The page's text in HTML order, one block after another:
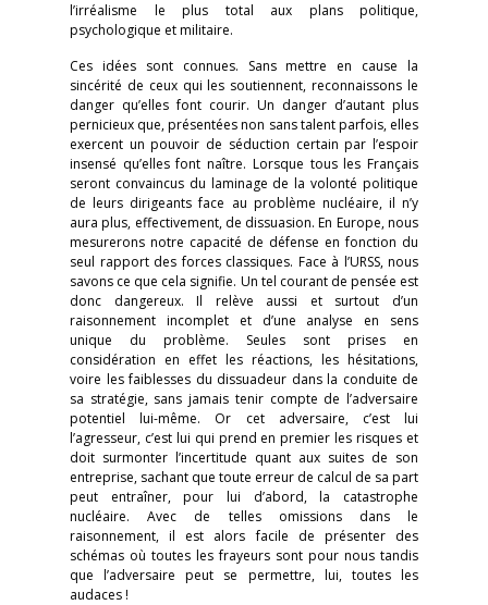
l’irréalisme le plus total aux plans politique,
psychologique et militaire.
Ces idées sont connues. Sans mettre en cause la
sincérité de ceux qui les soutiennent, reconnaissons le
danger qu’elles font courir. Un danger d’autant plus
pernicieux que, présentées non sans talent parfois, elles
exercent un pouvoir de séduction certain par l’espoir
insensé qu’elles font naître. Lorsque tous les Français
seront convaincus du laminage de la volonté politique
de leurs dirigeants face au problème nucléaire, il n’y
aura plus, effectivement, de dissuasion. En Europe, nous
mesurerons notre capacité de défense en fonction du
seul rapport des forces classiques. Face à l’URSS, nous
savons ce que cela signifie. Un tel courant de pensée est
donc dangereux. Il relève aussi et surtout d’un
raisonnement incomplet et d’une analyse en sens
unique du problème. Seules sont prises en
considération en effet les réactions, les hésitations,
voire les faiblesses du dissuadeur dans la conduite de
sa stratégie, sans jamais tenir compte de l’adversaire
potentiel lui-même. Or cet adversaire, c’est lui
l’agresseur, c’est lui qui prend en premier les risques et
doit surmonter l’incertitude quant aux suites de son
entreprise, sachant que toute erreur de calcul de sa part
peut entraîner, pour lui d’abord, la catastrophe
nucléaire. Avec de telles omissions dans le
raisonnement, il est alors facile de présenter des
schémas où toutes les frayeurs sont pour nous tandis
que l’adversaire peut se permettre, lui, toutes les
audaces !